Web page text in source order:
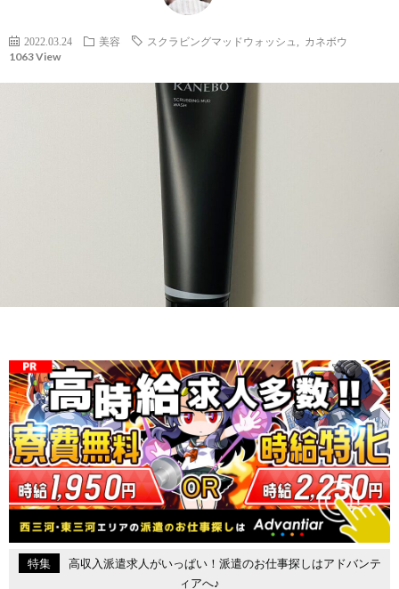
2022.03.24 美容 スクラビングマッドウォッシュ カネボウ
1063 View
特集
高収入派遣求人がいっぱい！派遣のお仕事探しはアドバンテ
ィアへ♪